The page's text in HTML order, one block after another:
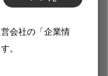
会社の「企業情
。
覧可能